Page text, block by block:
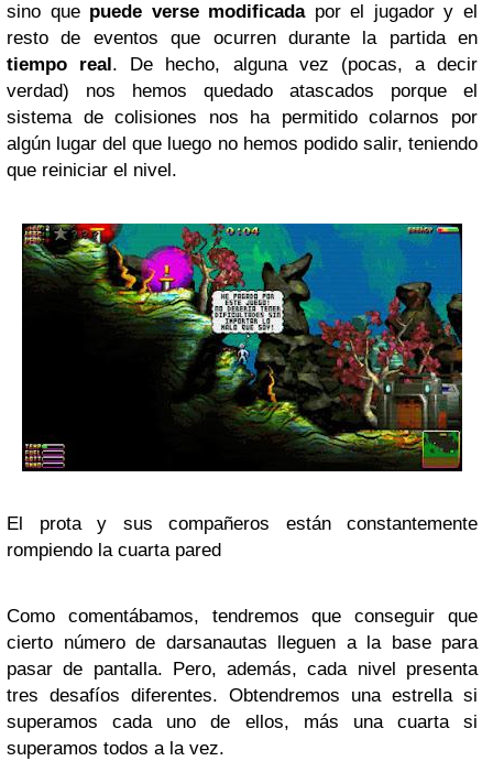
sino que puede verse modificadapor el jugador y el
resto de eventos que ocurren durante la partida en
tiempo real. De hecho, alguna vez (pocas, a decir
verdad) nos hemos quedado atascados porque el
sistema de colisiones nos ha permitido colarnos por
algún lugar del que luego no hemos podido salir, teniendo
que reiniciar el nivel.
El prota y sus compañeros están constantemente
rompiendo la cuarta pared
Como comentábamos, tendremos que conseguir que
cierto número de darsanautas lleguen a la base para
pasar de pantalla. Pero, además, cada nivel presenta
tres desafíos diferentes. Obtendremos una estrella si
superamos cada uno de ellos, más una cuarta si
superamos todos a la vez.